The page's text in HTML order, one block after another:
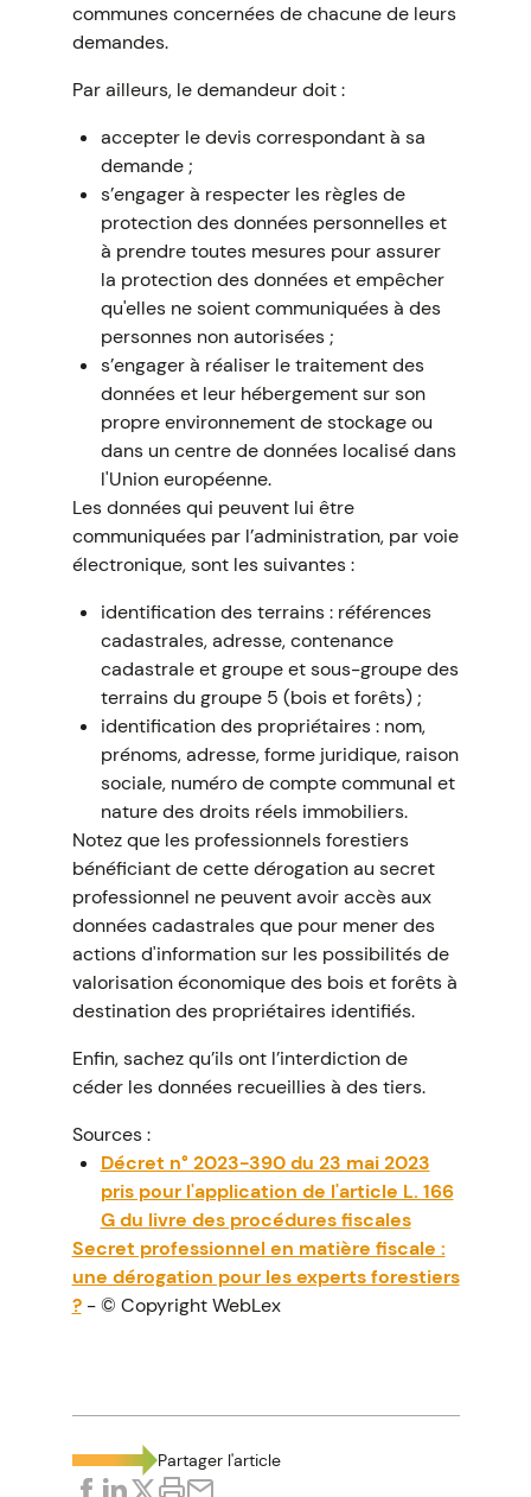
communes concernées de chacune de leurs
demandes.
Par ailleurs, le demandeur doit :
accepter le devis correspondant à sa
demande ;
s’engager à respecter les règles de
protection des données personnelles et
à prendre toutes mesures pour assurer
la protection des données et empêcher
qu'elles ne soient communiquées à des
personnes non autorisées ;
s’engager à réaliser le traitement des
données et leur hébergement sur son
propre environnement de stockage ou
dans un centre de données localisé dans
l'Union européenne.
Les données qui peuvent lui être
communiquées par l’administration, par voie
électronique, sont les suivantes :
identification des terrains : références
cadastrales, adresse, contenance
cadastrale et groupe et sous-groupe des
terrains du groupe 5 (bois et forêts) ;
identification des propriétaires : nom,
prénoms, adresse, forme juridique, raison
sociale, numéro de compte communal et
nature des droits réels immobiliers.
Notez que les professionnels forestiers
bénéficiant de cette dérogation au secret
professionnel ne peuvent avoir accès aux
données cadastrales que pour mener des
actions d'information sur les possibilités de
valorisation économique des bois et forêts à
destination des propriétaires identifiés.
Enfin, sachez qu’ils ont l’interdiction de
céder les données recueillies à des tiers.
Sources :
Décret n° 2023-390 du 23 mai 2023
pris pour l'application de l'article L. 166
G du livre des procédures fiscales
Secret professionnel en matière fiscale :
une dérogation pour les experts forestiers
?- © Copyright WebLex
Partager l'article